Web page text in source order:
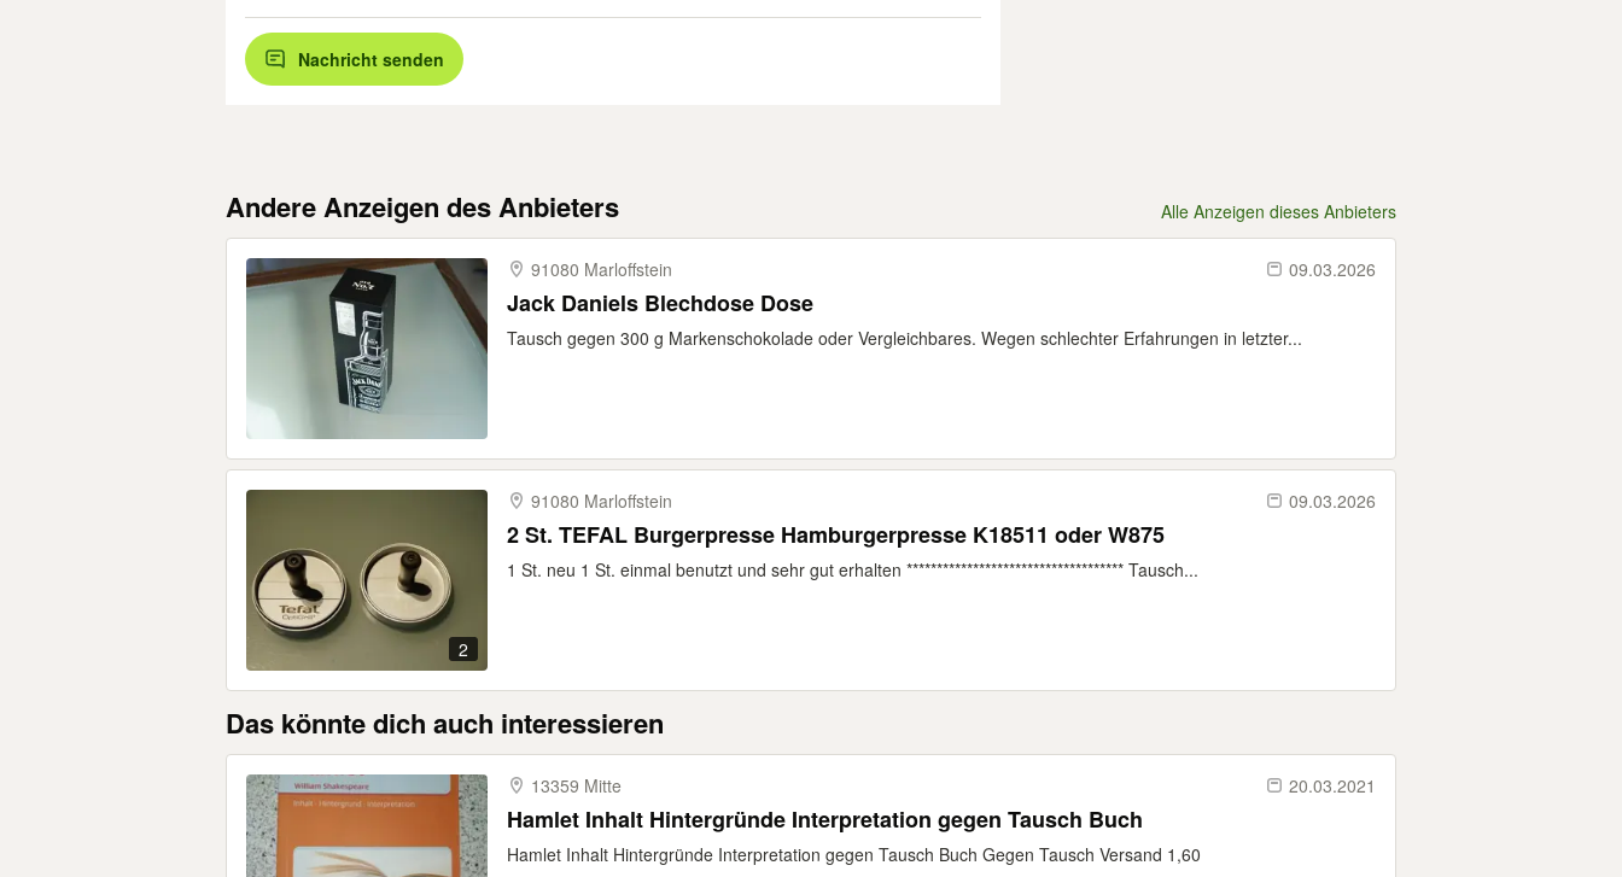
Nachricht senden
Andere Anzeigen des Anbieters Alle Anzeigen dieses Anbieters
91080 Marloffstein 09.03.2026
Jack Daniels Blechdose Dose
Tausch gegen 300 g Markenschokolade oder Vergleichbares. Wegen schlechter Erfahrungen in letzter...
2
91080 Marloffstein 09.03.2026
2 St. TEFAL Burgerpresse Hamburgerpresse K18511 oder W875
1 St. neu 1 St. einmal benutzt und sehr gut erhalten ************************************ Tausch...
Das könnte dich auch interessieren
13359 Mitte 20.03.2021
Hamlet Inhalt Hintergründe Interpretation gegen Tausch Buch
Hamlet Inhalt Hintergründe Interpretation gegen Tausch Buch Gegen Tausch Versand 1,60